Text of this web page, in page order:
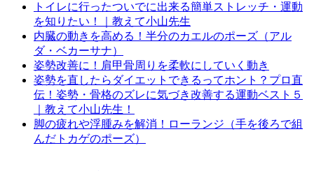
トイレに行ったついでに出来る簡単ストレッチ・運動
を知りたい！｜教えて小山先生
内臓の動きを高める！半分のカエルのポーズ（アル
ダ・ベカーサナ）
姿勢改善に！肩甲骨周りを柔軟にしていく動き
姿勢を直したらダイエットできるってホント？プロ直
伝！姿勢・骨格のズレに気づき改善する運動ベスト５
｜教えて小山先生！
脚の疲れや浮腫みを解消！ローランジ（手を後ろで組
んだトカゲのポーズ）